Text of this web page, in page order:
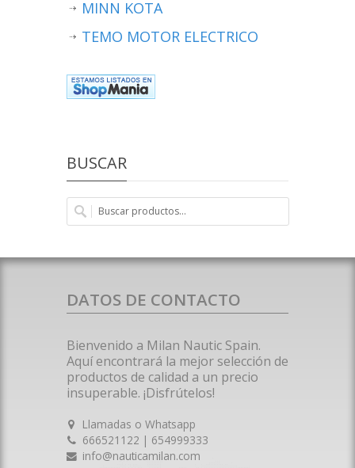
MINN KOTA
TEMO MOTOR ELECTRICO
BUSCAR
DATOS DE CONTACTO
Bienvenido a Milan Nautic Spain.
Aquí encontrará la mejor selección de
productos de calidad a un precio
insuperable. ¡Disfrútelos!
Llamadas o Whatsapp
666521122 | 654999333
info@nauticamilan.com